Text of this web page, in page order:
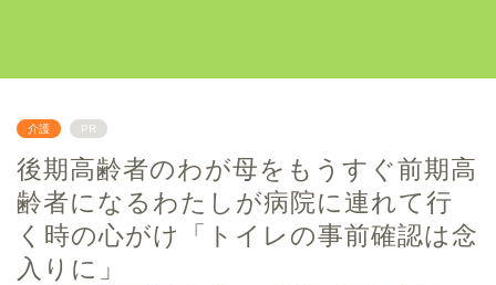
介護 PR
後期高齢者のわが母をもうすぐ前期高
齢者になるわたしが病院に連れて行
く時の心がけ「トイレの事前確認は念
入りに」